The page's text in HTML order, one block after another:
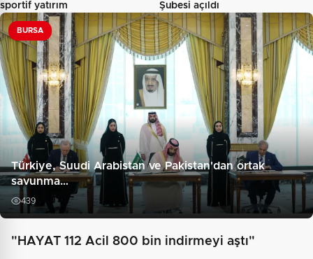
sportif yatırım
Şubesi açıldı
BURSA
Türkiye, Suudi Arabistan ve Pakistan'dan ortak
savunma…
439
"HAYAT 112 Acil 800 bin indirmeyi aştı"